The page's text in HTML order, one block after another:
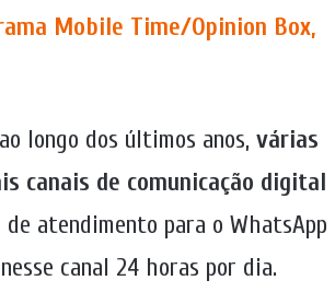
Mobile Time/Opinion Box,
longo dos últimos anos, várias
canais de comunicação digital
atendimento para o WhatsApp
canal 24 horas por dia.